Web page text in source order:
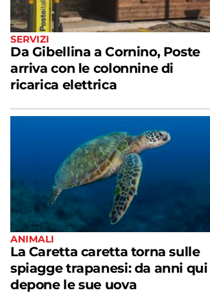
SERVIZI
Da Gibellina a Cornino, Poste
arriva con le colonnine di
ricarica elettrica
ANIMALI
La Caretta caretta torna sulle
spiagge trapanesi: da anni qui
depone le sue uova